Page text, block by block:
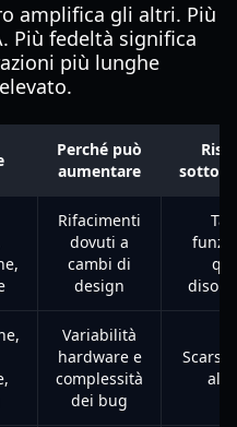
amplifica gli altri. Più
Più fedeltà significa
più lunghe
Perché può
aumentare
Rifacimenti
dovuti a
cambi di
design
Variabilità
hardware e
complessità
dei bug
al